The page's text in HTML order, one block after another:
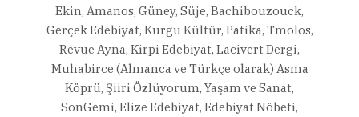
Ekin, Amanos, Güney, Süje, Bachibouzouck,
Gerçek Edebiyat, Kurgu Kültür, Patika, Tmolos,
Revue Ayna, Kirpi Edebiyat, Lacivert Dergi,
Muhabirce (Almanca ve Türkçe olarak) Asma
Köprü, Şiiri Özlüyorum, Yaşam ve Sanat,
SonGemi, Elize Edebiyat, Edebiyat Nöbeti,